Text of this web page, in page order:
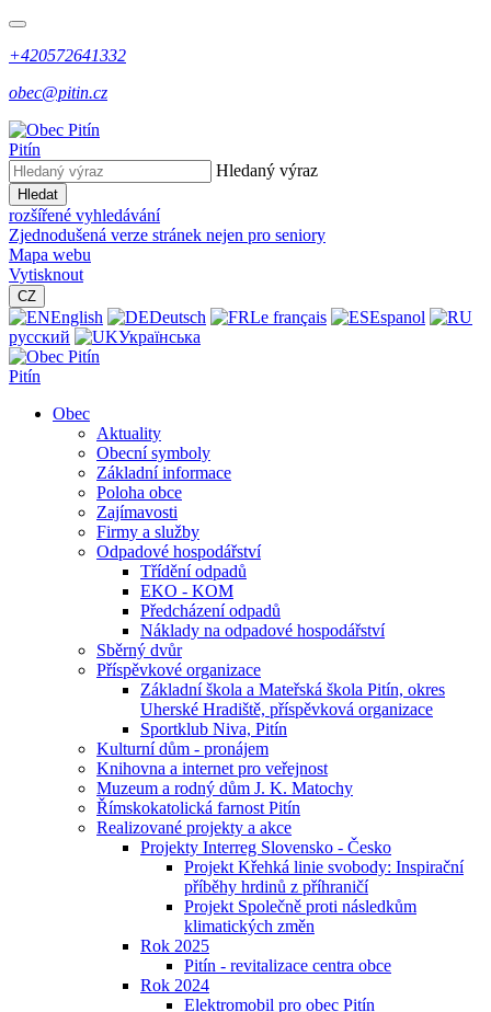
+420572641332
obec@pitin.cz
Pitín
Hledaný výraz
Hledat
rozšířené vyhledávání
Zjednodušená verze stránek nejen pro seniory
Mapa webu
Vytisknout
CZ
English Deutsch Le français
Espanol
русский
Українська
Pitín
Obec
Aktuality
Obecní symboly
Základní informace
Poloha obce
Zajímavosti
Firmy a služby
Odpadové hospodářství
Třídění odpadů
EKO - KOM
Předcházení odpadů
Náklady na odpadové hospodářství
Sběrný dvůr
Příspěvkové organizace
Základní škola a Mateřská škola Pitín, okres
Uherské Hradiště, příspěvková organizace
Sportklub Niva, Pitín
Kulturní dům - pronájem
Knihovna a internet pro veřejnost
Muzeum a rodný dům J. K. Matochy
Římskokatolická farnost Pitín
Realizované projekty a akce
Projekty Interreg Slovensko - Česko
Projekt Křehká linie svobody: Inspirační
příběhy hrdinů z příhraničí
Projekt Společně proti následkům
klimatických změn
Rok 2025
Pitín - revitalizace centra obce
Rok 2024
Elektromobil pro obec Pitín